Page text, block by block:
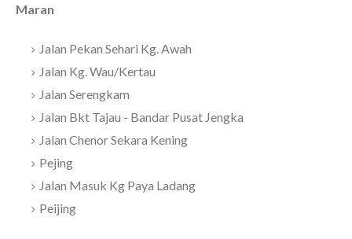
Maran
Jalan Pekan Sehari Kg. Awah
Jalan Kg. Wau/Kertau
Jalan Serengkam
Jalan Bkt Tajau - Bandar Pusat Jengka
Jalan Chenor Sekara Kening
Pejing
Jalan Masuk Kg Paya Ladang
Peijing